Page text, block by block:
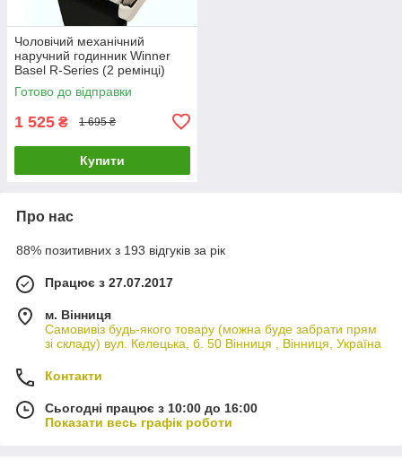
Чоловічий механічний
наручний годинник Winner
Basel R-Series (2 ремінці)
Готово до відправки
1 525 ₴ 1 695 ₴
Купити
Про нас
88% позитивних з 193 відгуків за рік
Працює з 27.07.2017
м. Вінниця
Самовивіз будь-якого товару (можна буде забрати прям
зі складу) вул. Келецька, б. 50 Вінниця , Вінниця, Україна
Контакти
Сьогодні працює з 10:00 до 16:00
Показати весь графік роботи